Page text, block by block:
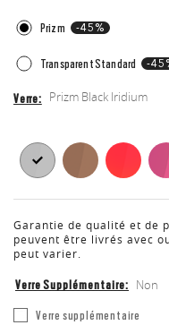
Prizm -45%
Transparent Standard -
Verre
Verre Prizm Black Iridium
Garantie de qualité et de
peuvent être livrés avec
peut varier.
Verre Supplémentaire Non
Verre
supplémentaire
Verre supplémentaire